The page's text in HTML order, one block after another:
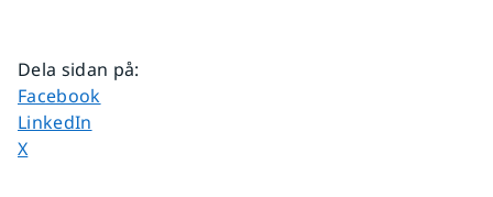
Dela sidan på:
Dela sidan på
Facebook
Dela sidan på
LinkedIn
Dela sidan på
X